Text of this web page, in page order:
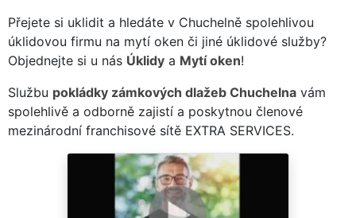
Přejete si uklidit a hledáte v Chuchelně spolehlivou
úklidovou firmu na mytí oken či jiné úklidové služby?
Objednejte si u nás Úklidy a Mytí oken!
Službu pokládky zámkových dlažeb Chuchelna vám
spolehlivě a odborně zajistí a poskytnou členové
mezinárodní franchisové sítě EXTRA SERVICES.